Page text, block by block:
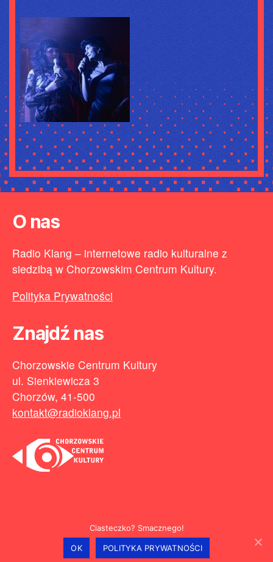
O nas
Radio Klang – internetowe radio kulturalne z
siedzibą w Chorzowskim Centrum Kultury.
Polityka Prywatności
Znajdź nas
Chorzowskie Centrum Kultury
ul. Sienkiewicza 3
Chorzów, 41-500
kontakt@radioklang.pl
Radio Klang makin' internet:stronabartka.pl W górę↑
Ciasteczko? Smacznego!
OK POLITYKA PRYWATNOŚCI